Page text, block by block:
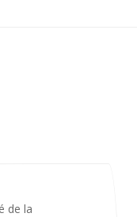
message